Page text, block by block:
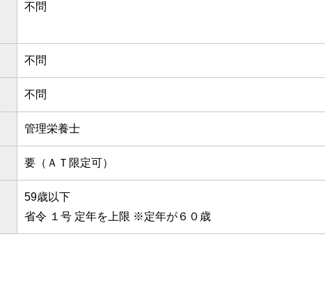
不問
不問
不問
管理栄養士
要（ＡＴ限定可）
59歳以下
省令 １号 定年を上限 ※定年が６０歳